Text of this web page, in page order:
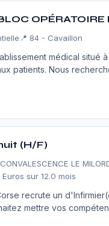
OPÉRATOIRE
📍 84 - Cavaillon
médical situé
patients. Nous
(H/F)
LE
sur 12.0 mois
recrute un
mettre vos